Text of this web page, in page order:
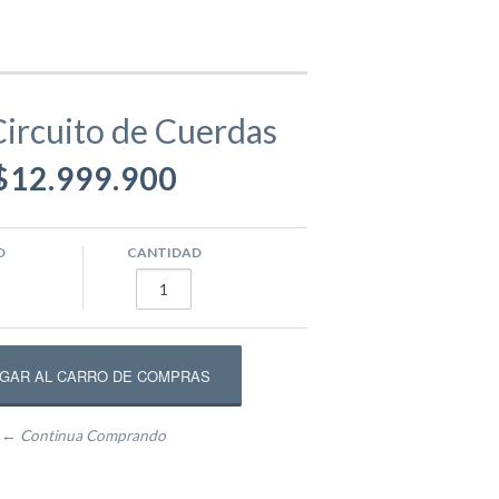
Máquinas de Ejercicio
Circuito Fitness
de Cuerdas
CANTIDAD
← Continua Comprando